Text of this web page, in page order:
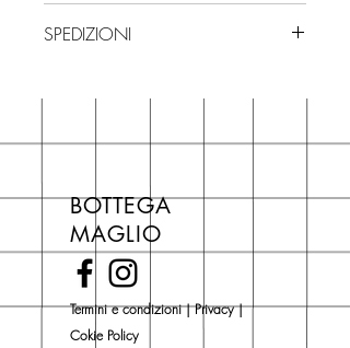
Editore: Il Castoro
Edizione: 2025
SPEDIZIONI
3/4 giorni, secondo disponibilità
di copertina, escluse le ultime
novità Maglio Editore (vedi etichetta
Novità).
Una volta nel carrello puoi decidere
se acquistare sul sito con
spedizione con corriere o se
BOTTEGA
MAGLIO
Termini e condizioni|Privacy|
Cokie Policy